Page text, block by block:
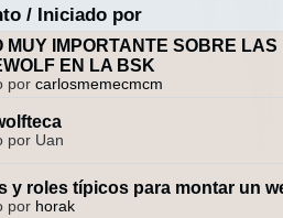
/ Iniciado por
MUY IMPORTANTE SOBRE
EN LA BSK
por carlosmemecmcm
por Uan
y roles típicos para montar un
por horak